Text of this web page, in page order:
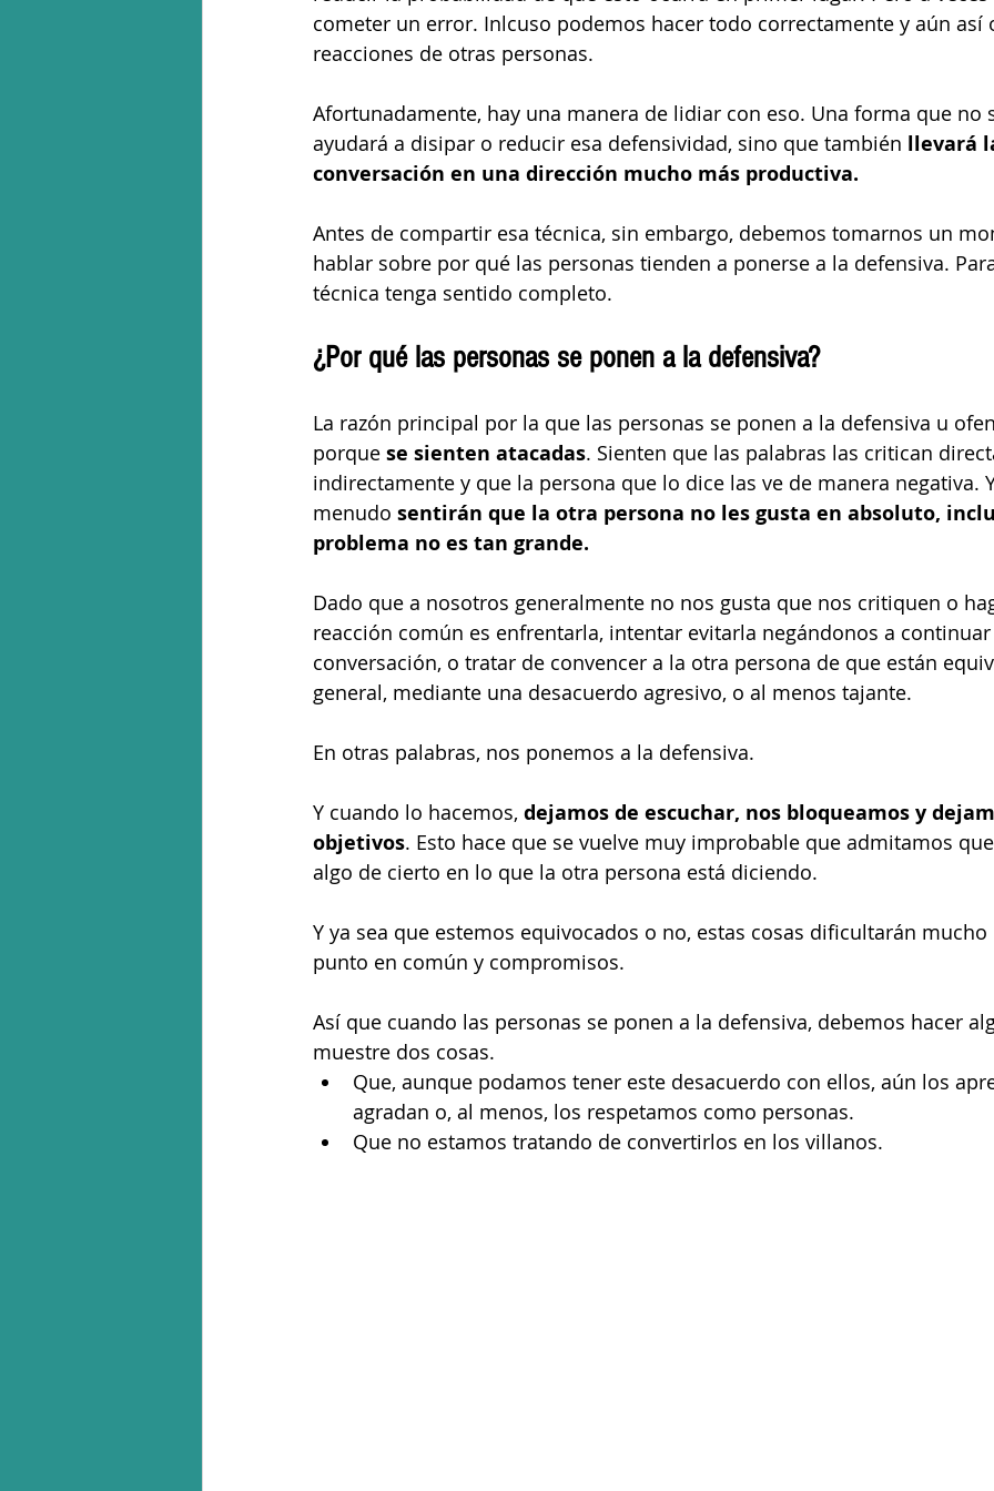
cometer un error. Inlcuso podemos hacer todo correctamente y aún así
reacciones de otras personas.
Afortunadamente, hay una manera de lidiar con eso. Una forma que no
ayudará a disipar o reducir esa defensividad, sino que también llevará
conversación en una dirección mucho más productiva.
Antes de compartir esa técnica, sin embargo, debemos tomarnos un
hablar sobre por qué las personas tienden a ponerse a la defensiva.
técnica tenga sentido completo.
¿Por qué las personas se ponen a la defensiva?
La razón principal por la que las personas se ponen a la defensiva u
porque se sienten atacadas. Sienten que las palabras las critican
indirectamente y que la persona que lo dice las ve de manera negativa.
menudo sentirán que la otra persona no les gusta en absoluto,
problema no es tan grande.
Dado que a nosotros generalmente no nos gusta que nos critiquen o
reacción común es enfrentarla, intentar evitarla negándonos a
conversación, o tratar de convencer a la otra persona de que están
general, mediante una desacuerdo agresivo, o al menos tajante.
En otras palabras, nos ponemos a la defensiva.
Y cuando lo hacemos, dejamos de escuchar, nos bloqueamos y
objetivos. Esto hace que se vuelve muy improbable que admitamos
algo de cierto en lo que la otra persona está diciendo.
Y ya sea que estemos equivocados o no, estas cosas dificultarán
punto en común y compromisos.
Así que cuando las personas se ponen a la defensiva, debemos hacer
muestre dos cosas.
Que, aunque podamos tener este desacuerdo con ellos, aún los
agradan o, al menos, los respetamos como personas.
Que no estamos tratando de convertirlos en los villanos.